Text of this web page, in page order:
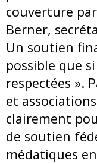
couverture
Berner,
Un soutien
possible que
respectées ».
et
clairement
de soutien
médatiques